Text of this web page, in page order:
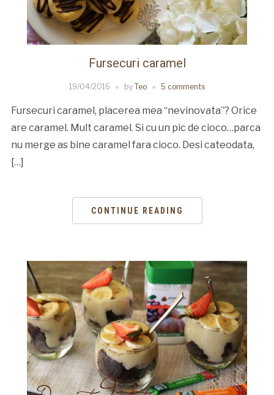
Fursecuri caramel
19/04/2016 by Teo 5 comments
Fursecuri caramel, placerea mea “nevinovata”? Orice
are caramel. Mult caramel. Si cu un pic de cioco…parca
nu merge as bine caramel fara cioco. Desi cateodata,
[…]
CONTINUE READING